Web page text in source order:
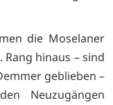
die Moselaner
hinaus – sind
geblieben –
Neuzugängen